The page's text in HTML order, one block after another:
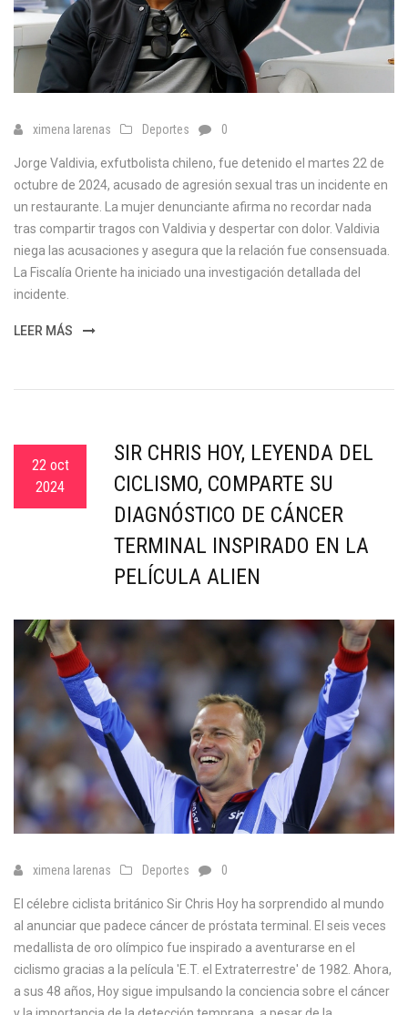
ximena larenas Deportes 0
Jorge Valdivia, exfutbolista chileno, fue detenido el martes 22 de
octubre de 2024, acusado de agresión sexual tras un incidente en
un restaurante. La mujer denunciante afirma no recordar nada
tras compartir tragos con Valdivia y despertar con dolor. Valdivia
niega las acusaciones y asegura que la relación fue consensuada.
La Fiscalía Oriente ha iniciado una investigación detallada del
incidente.
LEER MÁS
22 oct
2024
SIR CHRIS HOY, LEYENDA DEL
CICLISMO, COMPARTE SU
DIAGNÓSTICO DE CÁNCER
TERMINAL INSPIRADO EN LA
PELÍCULA ALIEN
ximena larenas Deportes 0
El célebre ciclista británico Sir Chris Hoy ha sorprendido al mundo
al anunciar que padece cáncer de próstata terminal. El seis veces
medallista de oro olímpico fue inspirado a aventurarse en el
ciclismo gracias a la película 'E.T. el Extraterrestre' de 1982. Ahora,
a sus 48 años, Hoy sigue impulsando la conciencia sobre el cáncer